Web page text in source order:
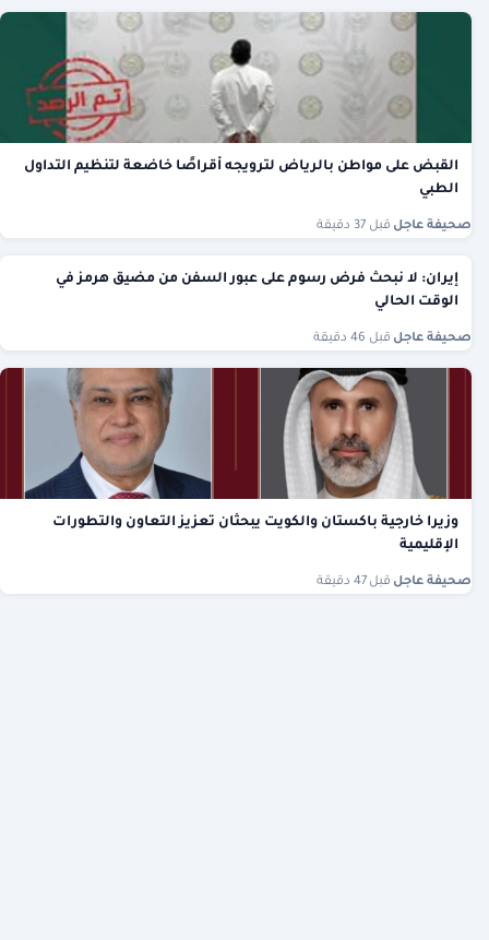
القبض على مواطن بالرياض لترويجه أقراصًا خاضعة لتنظيم التداول
الطبي
صحيفة عاجل قبل 37 دقيقة
إيران: لا نبحث فرض رسوم على عبور السفن من مضيق هرمز في
الوقت الحالي
صحيفة عاجل قبل 46 دقيقة
وزيرا خارجية باكستان والكويت يبحثان تعزيز التعاون والتطورات
الإقليمية
صحيفة عاجل قبل 47 دقيقة